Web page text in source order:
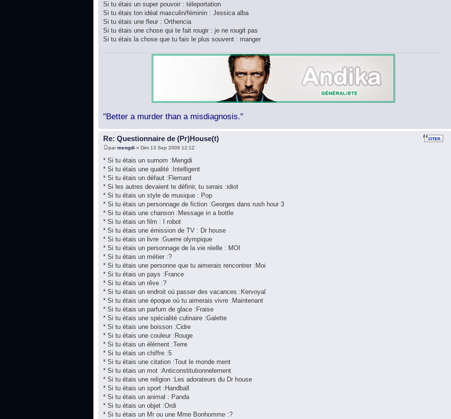
Si tu étais un super pouvoir : téleportation
Si tu étais ton idéal masculin/féminin : Jessica alba
Si tu étais une fleur : Orthencia
Si tu étais une chose qui te fait rougir : je ne rougit pas
Si tu étais la chose que tu fais le plus souvent : manger
"Better a murder than a misdiagnosis."
Re: Questionnaire de (Pr)House(t)
parmengdi » Dim 13 Sep 2009 12:12
* Si tu étais un surnom :Mengdi
* Si tu étais une qualité :Intelligent
* Si tu étais un défaut :Flemard
* Si les autres devaient te définir, tu serais :idiot
* Si tu étais un style de musique : Pop
* Si tu étais un personnage de fiction :Georges dans rush hour 3
* Si tu étais une chanson :Message in a bottle
* Si tu étais un film : I robot
* Si tu étais une émission de TV : Dr house
* Si tu étais un livre :Guerre olympique
* Si tu étais un personnage de la vie réelle : MOI
* Si tu étais un métier :?
* Si tu étais une personne que tu aimerais rencontrer :Moi
* Si tu étais un pays :France
* Si tu étais un rêve :?
* Si tu étais un endroit où passer des vacances :Kervoyal
* Si tu étais une époque où tu aimerais vivre :Maintenant
* Si tu étais un parfum de glace :Fraise
* Si tu étais une spécialité culinaire :Galette
* Si tu étais une boisson :Cidre
* Si tu étais une couleur :Rouge
* Si tu étais un élément :Terre
* Si tu étais un chiffre :5
* Si tu étais une citation :Tout le monde ment
* Si tu étais un mot :Anticonstitutionnelement
* Si tu étais une religion :Les adorateurs du Dr house
* Si tu étais un sport :Handball
* Si tu étais un animal : Panda
* Si tu étais un objet :Ordi
* Si tu étais un Mr ou une Mme Bonhomme :?